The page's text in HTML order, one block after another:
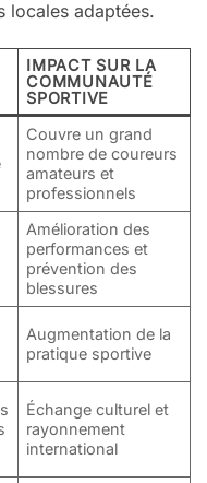
locales adaptées.
IMPACT SUR LA
COMMUNAUTÉ
SPORTIVE
Couvre un grand
nombre de coureurs
amateurs et
professionnels
Amélioration des
performances et
prévention des
blessures
Augmentation de la
pratique sportive
Échange culturel et
rayonnement
international